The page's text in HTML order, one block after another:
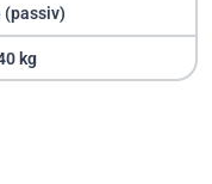
(passiv)
kg